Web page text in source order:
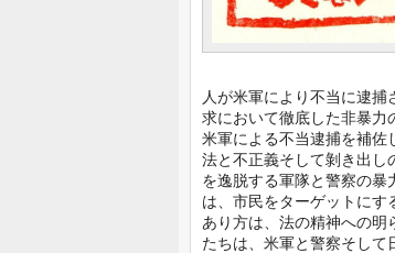
人が米軍により不当に逮
求において徹底した非暴力
米軍による不当逮捕を補佐
法と不正義そして剝き出し
を逸脱する軍隊と警察の
は、市民をターゲットに
あり方は、法の精神への明
たちは、米軍と警察そして